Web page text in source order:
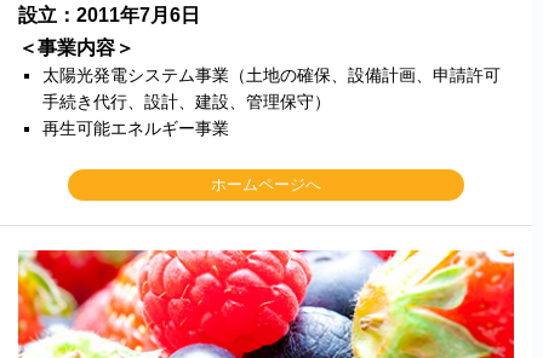
設立：2011年7月6日
＜事業内容＞
太陽光発電システム事業（土地の確保、設備計画、申請許可
手続き代行、設計、建設、管理保守）
再生可能エネルギー事業
ホームページへ